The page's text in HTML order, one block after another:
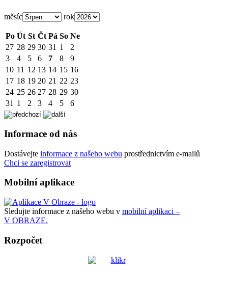
měsíc rok
Po Út St Čt Pá So Ne
27 28 29 30 31 1
2
3
4 5 6 7 8
9
10 11 12 13 14 15 16
17 18 19 20 21 22 23
24 25 26 27 28 29 30
31 1 2 3 4 5 6
Informace od nás
Dostávejte informace z našeho webu prostřednictvím e-mailů
Chci se zaregistrovat
Mobilní aplikace
Sledujte informace z našeho webu v mobilní aplikaci –
V OBRAZE.
Rozpočet